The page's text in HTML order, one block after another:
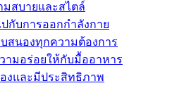
มสบายและสไตล์
กับการออกกำลังกาย
บสนองทุกความต้องการ
ามอร่อยให้กับมื้ออาหาร
งและมีประสิทธิภาพ